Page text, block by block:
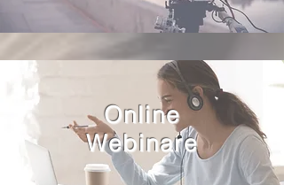
Online
Webinare